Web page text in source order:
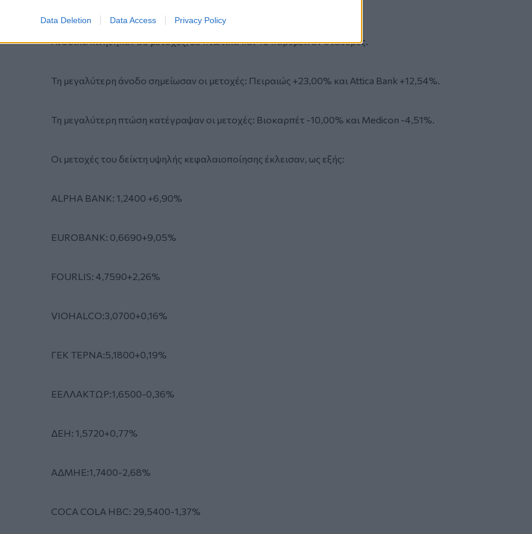
Data Deletion Data Access Privacy Policy
Ανοδικά κινήθηκαν 58 μετοχές, 33 πτωτικά και 45 παρέμειναν σταθερές.
Τη μεγαλύτερη άνοδο σημείωσαν οι μετοχές: Πειραιώς +23,00% και Attica Bank +12,54%.
Τη μεγαλύτερη πτώση κατέγραψαν οι μετοχές: Βιοκαρπέτ -10,00% και Medicon -4,51%.
Οι μετοχές του δείκτη υψηλής κεφαλαιοποίησης έκλεισαν, ως εξής:
ALPHA BANK: 1,2400 +6,90%
EUROBANK: 0,6690+9,05%
FOURLIS: 4,7590+2,26%
VIOHALCO:3,0700+0,16%
ΓΕΚ ΤΕΡΝΑ:5,1800+0,19%
ΕΕΛΛΑΚΤΩΡ:1,6500-0,36%
ΔΕΗ: 1,5720+0,77%
ΑΔΜΗΕ:1,7400-2,68%
COCA COLA HBC: 29,5400-1,37%